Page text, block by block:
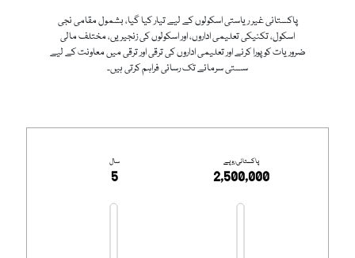
پاکستانی غیر ریاستی اسکولوں کے لیے تیار کیا گیا، بشمول مقامی نجی
اسکول، تکنیکی تعلیمی اداروں، اور اسکولوں کی زنجیریں، مختلف مالی
ضروریات کو پورا کرنے اور تعلیمی اداروں کی ترقی اور ترقی میں معاونت کے لیے
سستی سرمائے تک رسائی فراہم کرتی ہیں۔
پاکستانی روپے
2,500,000
سال
5